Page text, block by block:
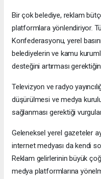
Bir çok belediye, reklam
platformlara yönlendiriyor.
Konfederasyonu, yerel
belediyelerin ve kamu
desteğini artırması
Televizyon ve radyo
düşürülmesi ve medya
sağlanması gerektiği
Geleneksel yerel gazeteler
internet medyası da kendi
Reklam gelirlerinin büyük
medya platformlarına